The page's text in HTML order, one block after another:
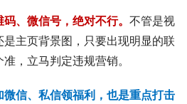
、微信号，绝对不行。 不管是视
主页背景图，只要出现明显的联
，立马判定违规营销。
信、私信领福利，也是重点打击